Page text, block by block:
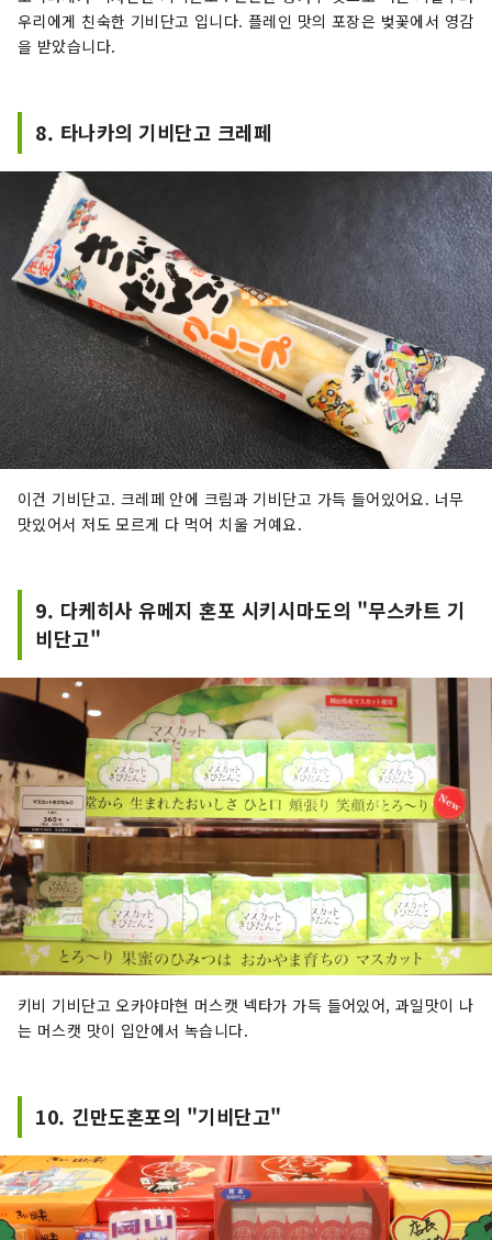
우리에게 친숙한 기비단고 입니다. 플레인 맛의 포장은 벚꽃에서 영감
을 받았습니다.
8. 타나카의 기비단고 크레페
이건 기비단고. 크레페 안에 크림과 기비단고 가득 들어있어요. 너무
맛있어서 저도 모르게 다 먹어 치울 거예요.
9. 다케히사 유메지 혼포 시키시마도의 "무스카트 기
비단고"
키비 기비단고 오카야마현 머스캣 넥타가 가득 들어있어, 과일맛이 나
는 머스캣 맛이 입안에서 녹습니다.
10. 긴만도혼포의 "기비단고"